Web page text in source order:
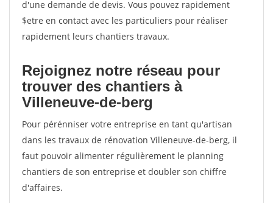
d'une demande de devis. Vous pouvez rapidement
$etre en contact avec les particuliers pour réaliser
rapidement leurs chantiers travaux.
Rejoignez notre réseau pour
trouver des chantiers à
Villeneuve-de-berg
Pour pérénniser votre entreprise en tant qu'artisan
dans les travaux de rénovation Villeneuve-de-berg, il
faut pouvoir alimenter régulièrement le planning
chantiers de son entreprise et doubler son chiffre
d'affaires.